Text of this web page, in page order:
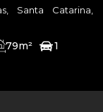
Santa Catarina,
79m²
1